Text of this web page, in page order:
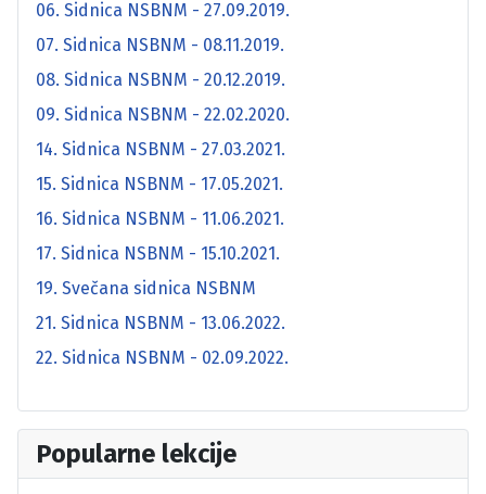
06. Sidnica NSBNM - 27.09.2019.
07. Sidnica NSBNM - 08.11.2019.
08. Sidnica NSBNM - 20.12.2019.
09. Sidnica NSBNM - 22.02.2020.
14. Sidnica NSBNM - 27.03.2021.
15. Sidnica NSBNM - 17.05.2021.
16. Sidnica NSBNM - 11.06.2021.
17. Sidnica NSBNM - 15.10.2021.
19. Svečana sidnica NSBNM
21. Sidnica NSBNM - 13.06.2022.
22. Sidnica NSBNM - 02.09.2022.
Popularne lekcije